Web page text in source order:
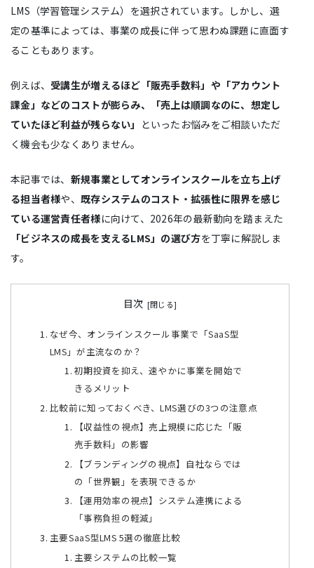
LMS（学習管理システム）を選択されています。しかし、選
定の基準によっては、事業の成長に伴って思わぬ課題に直面す
ることもあります。
例えば、 受講生が増えるほど「販売手数料」や「アカウント
課金」などのコストが膨らみ、「売上は順調なのに、想定し
ていたほど利益が残らない」 といったお悩みをご相談いただ
く機会も少なくありません。
本記事では、 新規事業としてオンラインスクールを立ち上げ
る担当者様や、 既存システムのコスト・拡張性に限界を感じ
ている運営責任者様に向けて、2026年の最新動向を踏まえた
「ビジネスの成長を支えるLMS」の選び方を丁寧に解説しま
す。
目次
なぜ今、オンラインスクール事業で「SaaS型
LMS」が主流なのか？
初期投資を抑え、速やかに事業を開始で
きるメリット
比較前に知っておくべき、LMS選びの3つの注意点
【収益性の視点】売上規模に応じた「販
売手数料」の影響
【ブランディングの視点】自社ならでは
の「世界観」を表現できるか
【運用効率の視点】システム連携による
「事務負担の軽減」
主要SaaS型LMS 5選の徹底比較
主要システムの比較一覧